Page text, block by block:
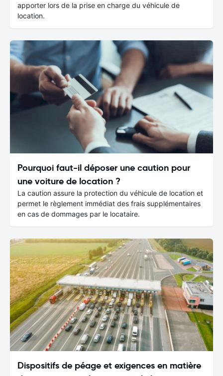
apporter lors de la prise en charge du véhicule de
location.
Pourquoi faut-il déposer une caution pour
une voiture de location ?
La caution assure la protection du véhicule de location et
permet le règlement immédiat des frais supplémentaires
en cas de dommages par le locataire.
Dispositifs de péage et exigences en matière